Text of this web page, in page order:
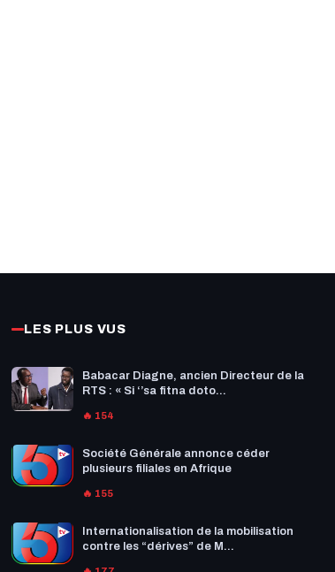
LES PLUS VUS
Babacar Diagne, ancien Directeur de la
RTS : « Si ‘’sa fitna doto...
🔥 154
Société Générale annonce céder
plusieurs filiales en Afrique
🔥 155
Internationalisation de la mobilisation
contre les “dérives” de M...